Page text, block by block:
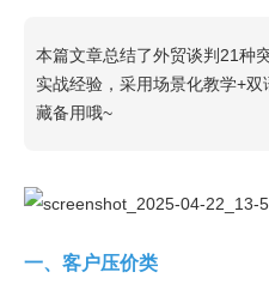
本篇文章总结了外贸谈判21种
实战经验，采用场景化教学+
藏备用哦~
一、客户压价类